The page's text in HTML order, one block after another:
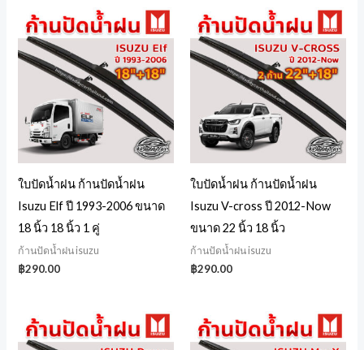
ใบปัดน้ำฝน ก้านปัดน้ำฝน
Isuzu Elf ปี 1993-2006 ขนาด
18 นิ้ว 18 นิ้ว 1 คู่
ก้านปัดน้ำฝน isuzu
฿290.00
ใบปัดน้ำฝน ก้านปัดน้ำฝน
Isuzu V-cross ปี 2012-Now
ขนาด 22 นิ้ว 18 นิ้ว
ก้านปัดน้ำฝน isuzu
฿290.00